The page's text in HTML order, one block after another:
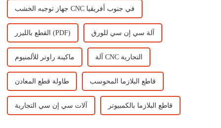
جهاز توجيه الخشب CNC في جنوب أفريقيا
القطع بالليزر (PDF) آلة سي إن سي للورق
ماكينة راوتر للألمنيوم آلة CNC التجارية
طاولة قطع المعادن قاطع البلازما المحوسب
آلات سي إن سي التجارية قاطع البلازما بالكمبيوتر